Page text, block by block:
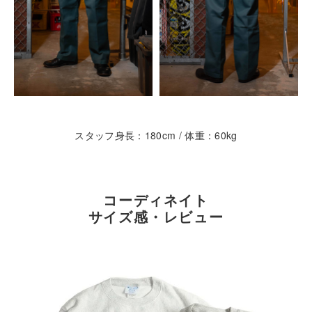
スタッフ身長：180cm / 体重：60kg
コーディネイト
サイズ感・レビュー